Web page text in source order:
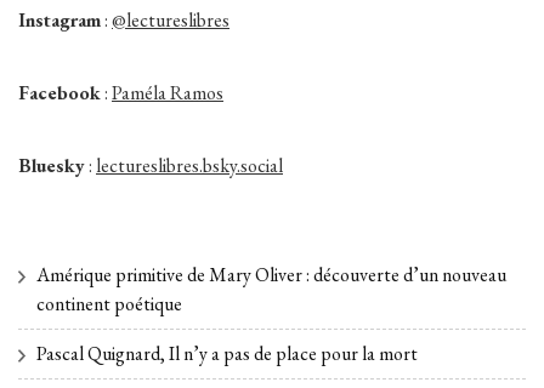
Instagram:@lectureslibres
Facebook:Paméla Ramos
Bluesky: lectureslibres.bsky.social
Amérique primitive de Mary Oliver : découverte d’un nouveau
continent poétique
Pascal Quignard, Il n’y a pas de place pour la mort